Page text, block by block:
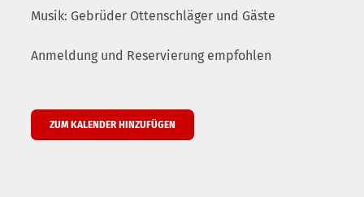
Musik: Gebrüder Ottenschläger und Gäste
Anmeldung und Reservierung empfohlen
ZUM KALENDER HINZUFÜGEN